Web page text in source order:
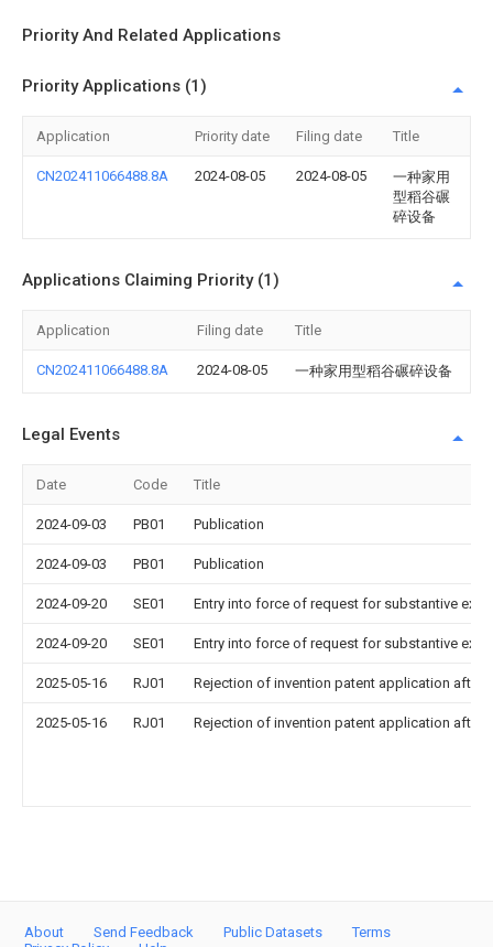
Priority And Related Applications
Priority Applications (1)
Application Priority date Filing date Title
CN202411066488.8A 2024-08-05 2024-08-05
一种家用
型稻谷碾
碎设备
Applications Claiming Priority (1)
Application Filing date Title
CN202411066488.8A 2024-08-05 一种家用型稻谷碾碎设备
Legal Events
Date Code Title
2024-09-03 PB01 Publication
2024-09-03 PB01 Publication
2024-09-20 SE01 Entry into force of request for substantive
2024-09-20 SE01 Entry into force of request for substantive
2025-05-16 RJ01 Rejection of invention patent application after
2025-05-16 RJ01 Rejection of invention patent application after
About Send Feedback Public Datasets
Terms